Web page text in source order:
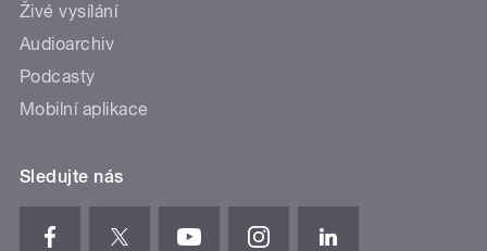
Živé vysílání
Audioarchiv
Podcasty
Mobilní aplikace
Sledujte nás